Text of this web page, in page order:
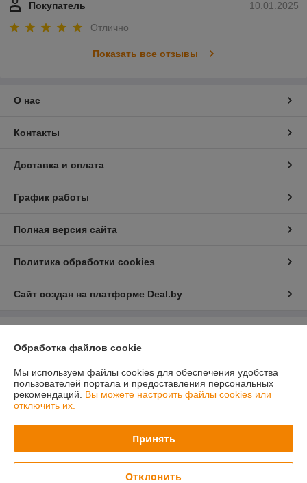
10.01.2025
Покупатель
Отлично
Показать все отзывы
О нас
Контакты
Доставка и оплата
График работы
Полная версия сайта
Политика обработки cookies
Сайт создан на платформе Deal.by
«ПринтВайб»
ул. Макаёнка, д.12Г, пом.257, г.Минск
Регистрационный номер ЕГР: 193879557
Регистрационный орган: Минский горисполком
Дата регистрации компании: 13.06.2025
Обработка файлов cookie
Мы используем файлы cookies для обеспечения удобства
пользователей портала и предоставления персональных
рекомендаций. Вы можете настроить файлы cookies или
отключить их.
Принять
Отклонить